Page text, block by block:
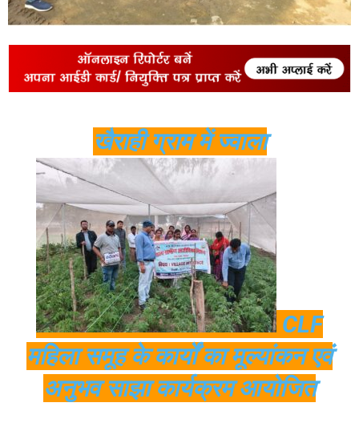
खैराही ग्राम में ज्वाला
CLF
महिला समूह के कार्यों का मूल्यांकन एवं
अनुभव साझा कार्यक्रम आयोजित